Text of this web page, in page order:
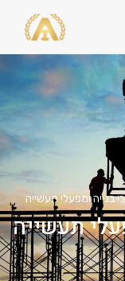
בנייה ומפעלי תעשייה
תעשייה